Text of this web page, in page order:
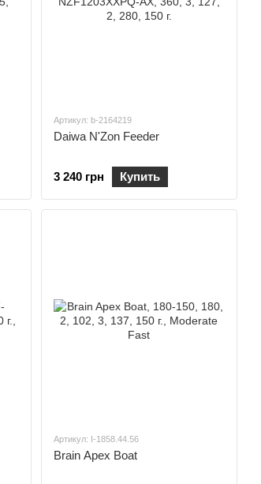
Артикул: b-2164219
Daiwa N'Zon Feeder
3 240 грн Купить
Артикул: I-1858.44.56
Brain Apex Boat